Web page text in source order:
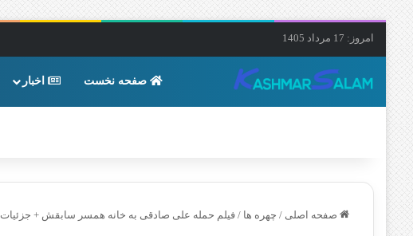
امروز: 17 مرداد 1405
صفحه نخست اخبار
صفحه اصلی / چهره ها / فیلم حمله علی صادقی به خانه همسر سابقش + جزئیات